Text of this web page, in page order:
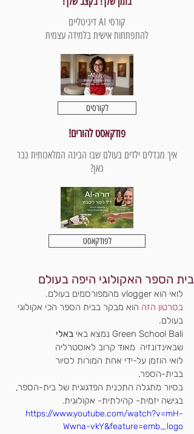
קורסי AI דיגיטליים
להתפתחות אישית בלמידה עצמית
לקורסים
פודקאסט להורים!
איך מגדלים ילדים בעולם שבו הבינה המלאכותית כבר
כאן?
לפודקאסט
בית הספר האקולוגי היפה בעולם
לואי הוא vlogger מהמפורסמים בעולם.
בסרטון הזה הוא מבקר בבית הספר הכי אקולוגי
בעולם.
Green School Bali נמצא באי באלי
שבאינדונזיה  מאוד קרוב לאוסטרליה
לואי הוזמן על-ידי אחת המורות לסיור
בבית-הספר.
בסיור מתגלה התכנית הפדגוגית של בית-הספר,
בגישה יזמית- קהילתית- אקולוגית.
https://www.youtube.com/watch?v=mH-
Wwna-vkY&feature=emb_logo